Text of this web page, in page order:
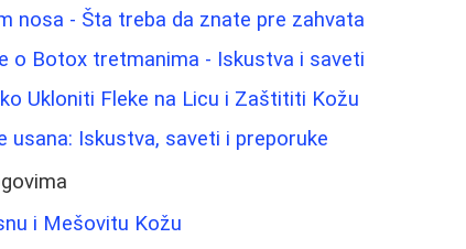
nosa - Šta treba da znate pre zahvata
o Botox tretmanima - Iskustva i saveti
Ukloniti Fleke na Licu i Zaštititi Kožu
usana: Iskustva, saveti i preporuke
i Mešovitu Kožu